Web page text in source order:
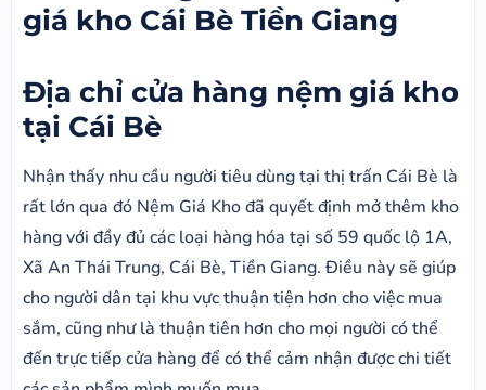
giá kho Cái Bè Tiền Giang
Địa chỉ cửa hàng nệm giá kho
tại Cái Bè
Nhận thấy nhu cầu người tiêu dùng tại thị trấn Cái Bè là
rất lớn qua đó Nệm Giá Kho đã quyết định mở thêm kho
hàng với đầy đủ các loại hàng hóa tại số 59 quốc lộ 1A,
Xã An Thái Trung, Cái Bè, Tiền Giang. Điều này sẽ giúp
cho người dân tại khu vực thuận tiện hơn cho việc mua
sắm, cũng như là thuận tiên hơn cho mọi người có thể
đến trực tiếp cửa hàng để có thể cảm nhận được chi tiết